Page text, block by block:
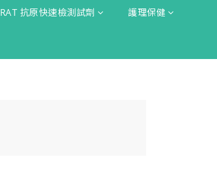
RAT 抗原快速檢測試劑 護理保健